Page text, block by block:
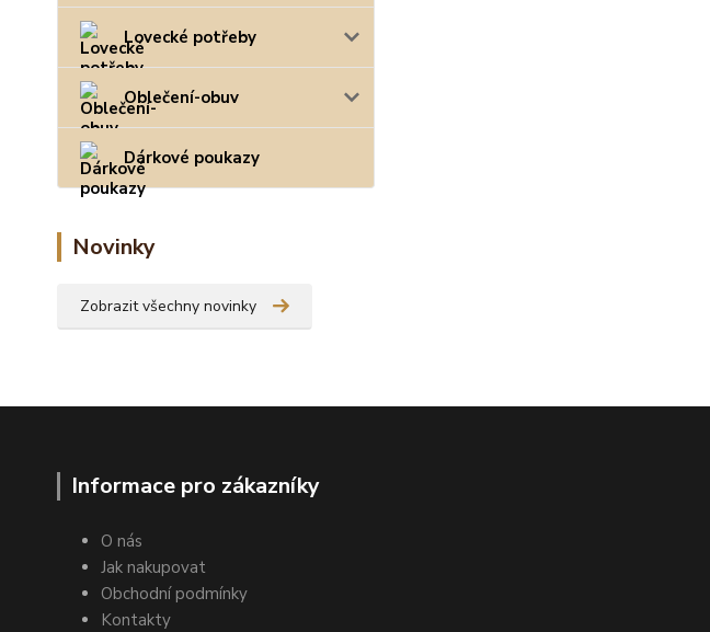
Lovecké potřeby
Oblečení-obuv
Dárkové poukazy
Novinky
Zobrazit všechny novinky
Informace pro zákazníky
O nás
Jak nakupovat
Obchodní podmínky
Kontakty